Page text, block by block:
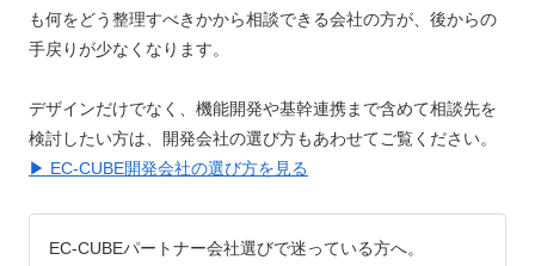
も何をどう整理すべきかから相談できる会社の方が、後からの
手戻りが少なくなります。
デザインだけでなく、機能開発や基幹連携まで含めて相談先を
検討したい方は、開発会社の選び方もあわせてご覧ください。
▶ EC-CUBE開発会社の選び方を見る
EC-CUBEパートナー会社選びで迷っている方へ。